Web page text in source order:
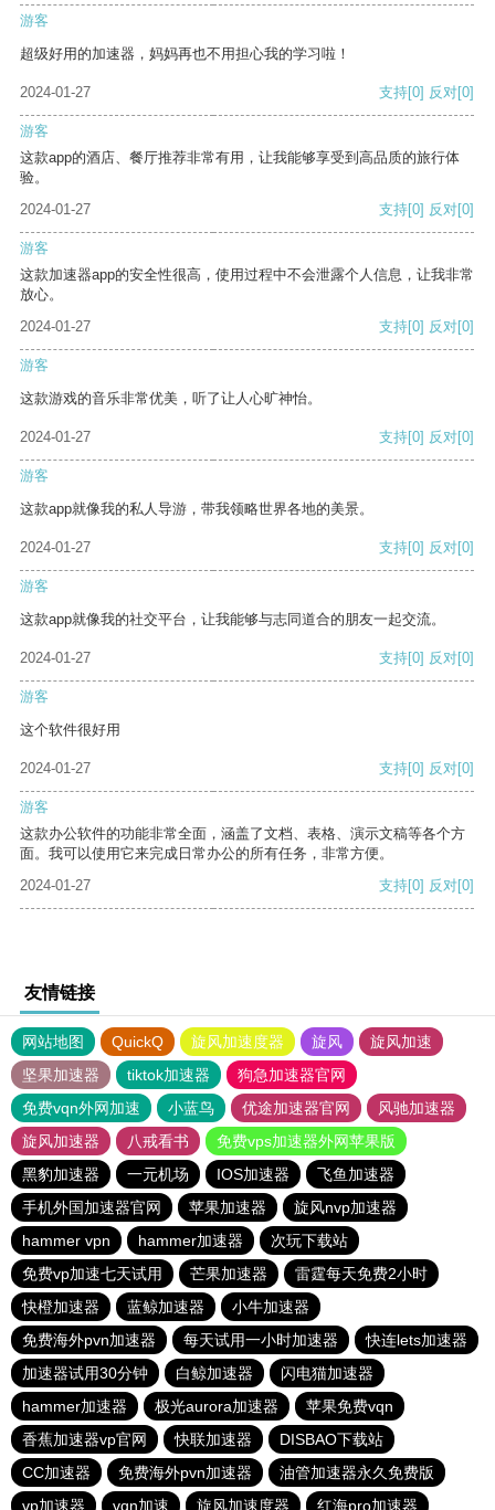
游客
超级好用的加速器，妈妈再也不用担心我的学习啦！
2024-01-27 支持[0] 反对[0]
游客
这款app的酒店、餐厅推荐非常有用，让我能够享受到高品质的旅行体
验。
2024-01-27
支持[0] 反对[0]
游客
这款加速器app的安全性很高，使用过程中不会泄露个人信息，让我非常
放心。
2024-01-27
支持[0] 反对[0]
游客
这款游戏的音乐非常优美，听了让人心旷神怡。
2024-01-27 支持[0] 反对[0]
游客
这款app就像我的私人导游，带我领略世界各地的美景。
2024-01-27 支持[0] 反对[0]
游客
这款app就像我的社交平台，让我能够与志同道合的朋友一起交流。
2024-01-27 支持[0] 反对[0]
游客
这个软件很好用
2024-01-27 支持[0] 反对[0]
游客
这款办公软件的功能非常全面，涵盖了文档、表格、演示文稿等各个方
面。我可以使用它来完成日常办公的所有任务，非常方便。
2024-01-27
支持[0] 反对[0]
友情链接
网站地图 QuickQ 旋风加速度器 旋风
旋风加速
坚果加速器
tiktok加速器
狗急加速器官网
免费vqn外网加速
小蓝鸟 优途加速器官网
风驰加速器
旋风加速器
八戒看书
免费vps加速器外网苹果版
黑豹加速器
一元机场 IOS加速器
飞鱼加速器
手机外国加速器官网
苹果加速器
旋风nvp加速器
hammer vpn
hammer加速器
次玩下载站
免费vp加速七天试用
芒果加速器
雷霆每天免费2小时
快橙加速器
蓝鲸加速器
小牛加速器
免费海外pvn加速器
每天试用一小时加速器
快连lets加速器
加速器试用30分钟
白鲸加速器
闪电猫加速器
hammer加速器
极光aurora加速器
苹果免费vqn
香蕉加速器vp官网
快联加速器
DISBAO下载站
CC加速器
免费海外pvn加速器
油管加速器永久免费版
vp加速器
vqn加速 旋风加速度器 红海pro加速器